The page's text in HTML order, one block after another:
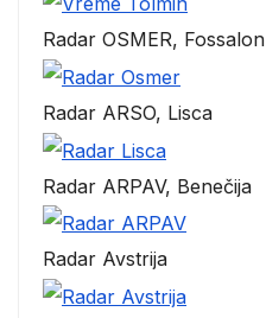
Radar OSMER, Fossalon
Radar ARSO, Lisca
Radar ARPAV, Benečija
Radar Avstrija